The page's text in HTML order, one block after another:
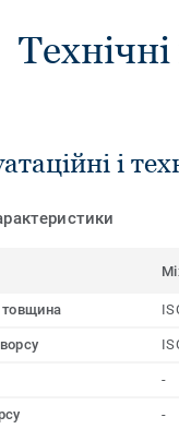
і
товщина
-
-